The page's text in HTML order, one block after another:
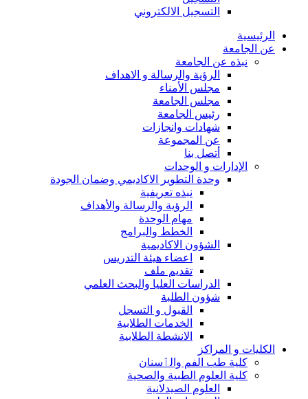
التسجيل الالكتروني
الرئيسية
عن الجامعة
نبذه عن الجامعة
الرؤية والرسالة و الاهداف
مجلس الأمناء
مجلس الجامعة
رئيس الجامعة
شهادات وانجازات
عن المجموعة
أتصل بنا
الإدارات و الوحدات
وحدة التطوير الاكاديمي وضمان الجودة
نبذه تعريفية
الرؤية والرسالة والأهداف
مهام الوحدة
الخطط والبرامج
الشؤون الاكاديمية
اعضاء هيئة التدريس
تقديم ملف
الدراسات العليا والبحث العلمي
شؤون الطلبة
القبول و التسجل
الخدمات الطلابية
الانشطة الطلابية
الكليات و المراكز
كلية طب الفم والٲسنان
كلية العلوم الطبية والصحية
العلوم الصيدلانية